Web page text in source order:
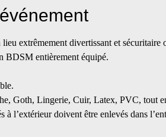
extrêmement divertissant et
BDSM entièrement équipé.
Goth, Lingerie, Cuir, Latex, PVC, tout
à l’extérieur doivent être enlevés dans